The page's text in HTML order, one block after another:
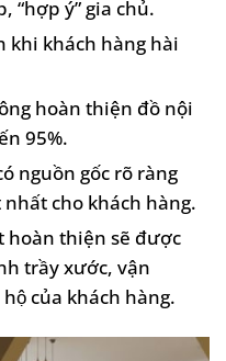
“hợp ý” gia chủ.
khi khách hàng hài
hoàn thiện đồ nội
95%.
nguồn gốc rõ ràng
cho khách hàng.
hoàn thiện sẽ được
trầy xước, vận
của khách hàng.